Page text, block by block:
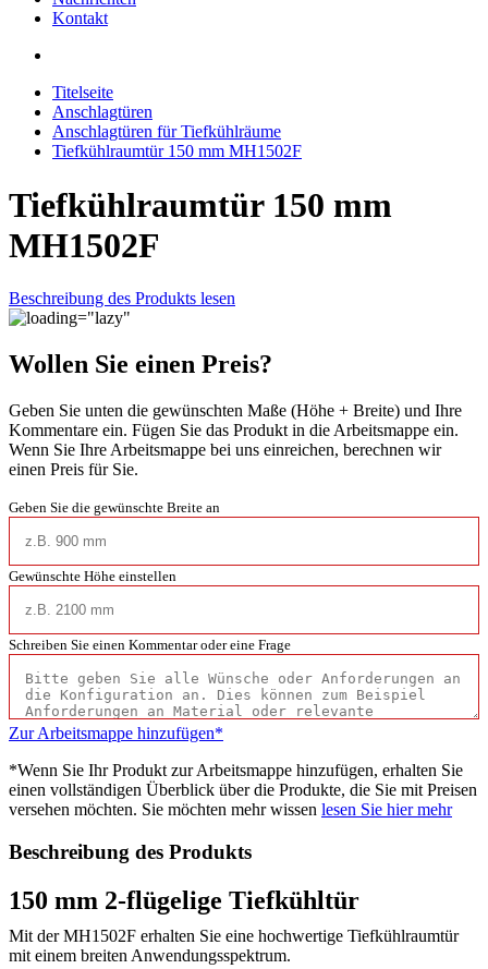
Kontakt
Titelseite
Anschlagtüren
Anschlagtüren für Tiefkühlräume
Tiefkühlraumtür 150 mm MH1502F
Tiefkühlraumtür 150 mm
MH1502F
Beschreibung des Produkts lesen
Wollen Sie einen Preis?
Geben Sie unten die gewünschten Maße (Höhe + Breite) und Ihre
Kommentare ein. Fügen Sie das Produkt in die Arbeitsmappe ein.
Wenn Sie Ihre Arbeitsmappe bei uns einreichen, berechnen wir
einen Preis für Sie.
Geben Sie die gewünschte Breite an
Gewünschte Höhe einstellen
Schreiben Sie einen Kommentar oder eine Frage
Zur Arbeitsmappe hinzufügen*
*Wenn Sie Ihr Produkt zur Arbeitsmappe hinzufügen, erhalten Sie
einen vollständigen Überblick über die Produkte, die Sie mit Preisen
versehen möchten. Sie möchten mehr wissen lesen Sie hier mehr
Beschreibung des Produkts
150 mm 2-flügelige Tiefkühltür
Mit der MH1502F erhalten Sie eine hochwertige Tiefkühlraumtür
mit einem breiten Anwendungsspektrum.